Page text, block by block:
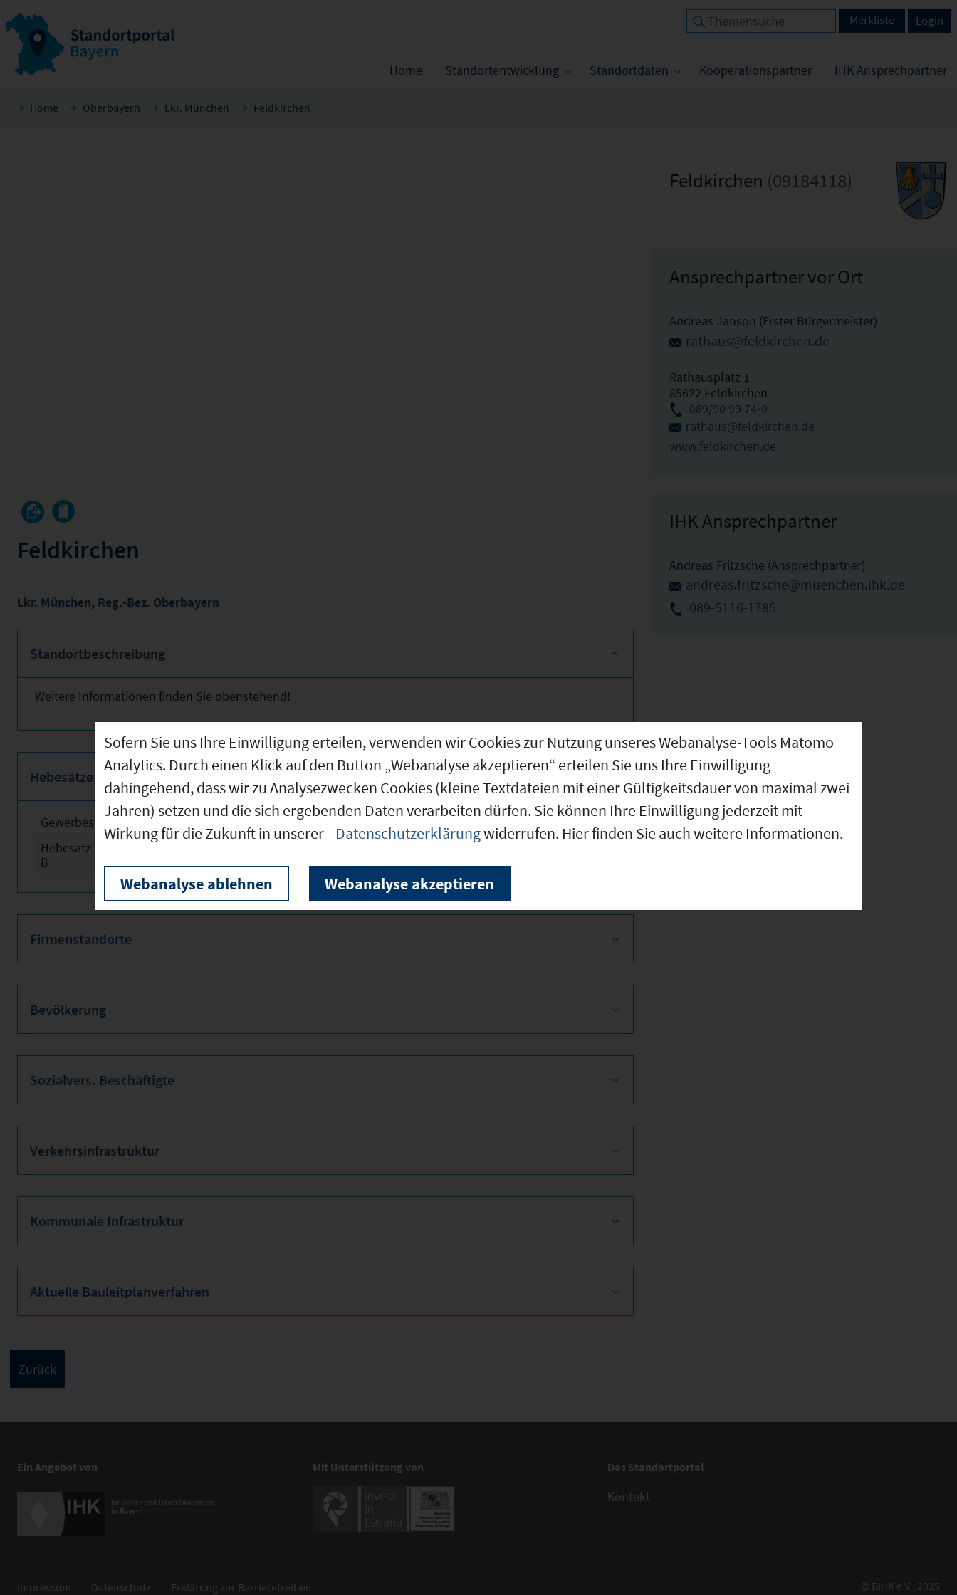
Home Standortentwicklung Standortdaten Kooperationspartner IHK Ansprechpartner
Login
Merkliste
Home Oberbayern Lkr. München Feldkirchen
Feldkirchen
Lkr. München, Reg.-Bez. Oberbayern
Standortbeschreibung
Weitere Informationen finden Sie obenstehend!
Hebesätze
Gewerbesteuerhebesatz
Hebesatz der Grundsteuer
B
Firmenstandorte
Bevölkerung
Sozialvers. Beschäftigte
Verkehrsinfrastruktur
Kommunale Infrastruktur
Aktuelle Bauleitplanverfahren
Feldkirchen (09184118)
Ansprechpartner vor Ort
Andreas Janson (Erster Bürgermeister)
rathaus@feldkirchen.de
Rathausplatz 1
85622 Feldkirchen
089/90 99 74-0
rathaus@feldkirchen.de
www.feldkirchen.de
IHK Ansprechpartner
Andreas Fritzsche (Ansprechpartner)
andreas.fritzsche@muenchen.ihk.de
089-5116-1785
Ein Angebot von Mit Unterstützung von Das Standortportal
Kontakt
Impressum Datenschutz Erklärung zur Barrierefreiheit © BIHK e.V., 2025
Sofern Sie uns Ihre Einwilligung erteilen, verwenden wir Cookies zur Nutzung unseres Webanalyse-Tools Matomo
Analytics. Durch einen Klick auf den Button „Webanalyse akzeptieren“ erteilen Sie uns Ihre Einwilligung
dahingehend, dass wir zu Analysezwecken Cookies (kleine Textdateien mit einer Gültigkeitsdauer von maximal zwei
Jahren) setzen und die sich ergebenden Daten verarbeiten dürfen. Sie können Ihre Einwilligung jederzeit mit
Wirkung für die Zukunft in unserer
Datenschutzerklärungwiderrufen. Hier finden Sie auch weitere Informationen.
Webanalyse ablehnen Webanalyse akzeptieren